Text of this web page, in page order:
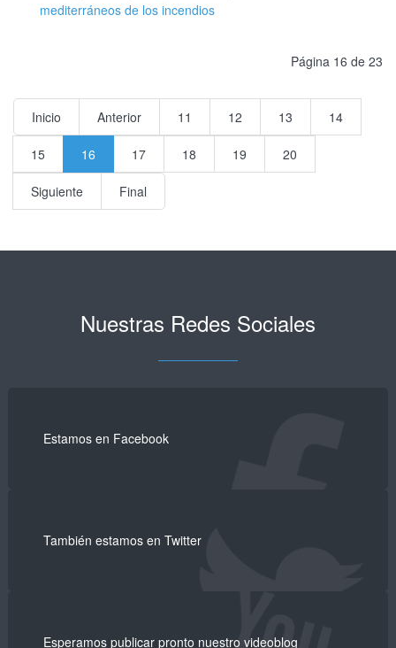
mediterráneos de los incendios
Página 16 de 23
Inicio Anterior 11 12 13 14
15 16 17 18 19 20
Siguiente Final
Nuestras Redes Sociales
Estamos en Facebook
También estamos en Twitter
Esperamos publicar pronto nuestro videoblog